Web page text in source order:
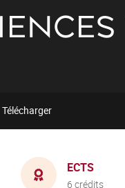
Télécharger
ECTS
6 crédits